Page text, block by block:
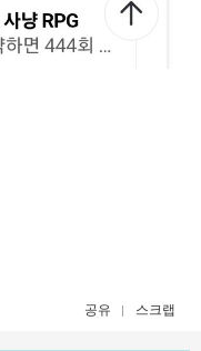
공유 스크랩